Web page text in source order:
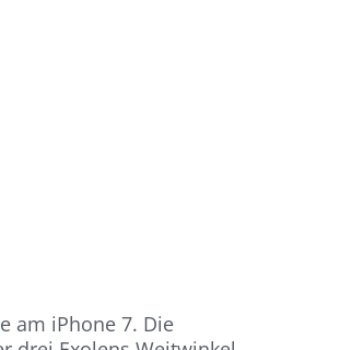
am iPhone 7. Die